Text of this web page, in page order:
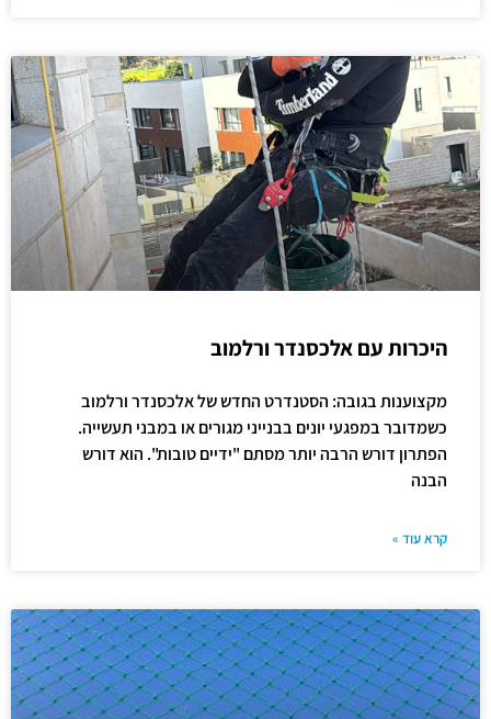
היכרות עם אלכסנדר ורלמוב
מקצוענות בגובה: הסטנדרט החדש של אלכסנדר ורלמוב
כשמדובר במפגעי יונים בבנייני מגורים או במבני תעשייה.
הפתרון דורש הרבה יותר מסתם "ידיים טובות". הוא דורש
הבנה
קרא עוד »